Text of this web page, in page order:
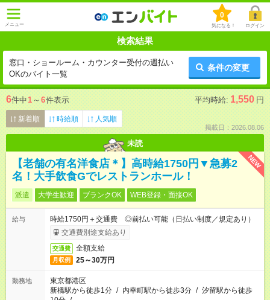
メニュー
0
気になる！ ログイン
検索結果
窓口・ショールーム・カウンター受付の週払い
OKのバイト一覧
条件の変更
6件中1 ～ 6件表示 平均時給: 1,550 円
新着順 時給順 人気順
掲載日：2026.08.06
未読
NEW
【老舗の有名洋食店＊】高時給1750円▼急募2
名！大手飲食Gでレストランホール！
派遣 大学生歓迎 ブランクOK WEB登録・面接OK
給与
時給1750円＋交通費 ◎前払い可能（日払い制度／規定あり）
交通費別途支給あり
交通費 全額支給
月収例 25～30万円
勤務地
東京都港区
新橋駅から徒歩1分 / 内幸町駅から徒歩3分 / 汐留駅から徒歩